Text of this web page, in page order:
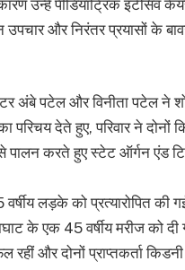
उन्हें पीडियाट्रिक इंटेंसिव
उपचार और निरंतर प्रयासों के
अंबे पटेल और विनीता पटेल ने
देते हुए, परिवार ने दोनों
से पालन करते हुए स्टेट ऑर्गन एंड
लड़के को प्रत्यारोपित की
के एक 45 वर्षीय मरीज को दी
रहीं और दोनों प्राप्तकर्ता